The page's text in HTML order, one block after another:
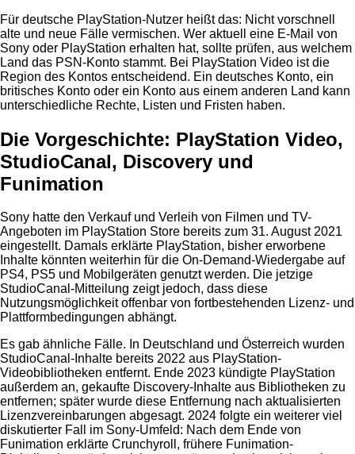
Für deutsche PlayStation-Nutzer heißt das: Nicht vorschnell
alte und neue Fälle vermischen. Wer aktuell eine E-Mail von
Sony oder PlayStation erhalten hat, sollte prüfen, aus welchem
Land das PSN-Konto stammt. Bei PlayStation Video ist die
Region des Kontos entscheidend. Ein deutsches Konto, ein
britisches Konto oder ein Konto aus einem anderen Land kann
unterschiedliche Rechte, Listen und Fristen haben.
Die Vorgeschichte: PlayStation Video,
StudioCanal, Discovery und
Funimation
Sony hatte den Verkauf und Verleih von Filmen und TV-
Angeboten im PlayStation Store bereits zum 31. August 2021
eingestellt. Damals erklärte PlayStation, bisher erworbene
Inhalte könnten weiterhin für die On-Demand-Wiedergabe auf
PS4, PS5 und Mobilgeräten genutzt werden. Die jetzige
StudioCanal-Mitteilung zeigt jedoch, dass diese
Nutzungsmöglichkeit offenbar von fortbestehenden Lizenz- und
Plattformbedingungen abhängt.
Es gab ähnliche Fälle. In Deutschland und Österreich wurden
StudioCanal-Inhalte bereits 2022 aus PlayStation-
Videobibliotheken entfernt. Ende 2023 kündigte PlayStation
außerdem an, gekaufte Discovery-Inhalte aus Bibliotheken zu
entfernen; später wurde diese Entfernung nach aktualisierten
Lizenzvereinbarungen abgesagt. 2024 folgte ein weiterer viel
diskutierter Fall im Sony-Umfeld: Nach dem Ende von
Funimation erklärte Crunchyroll, frühere Funimation-